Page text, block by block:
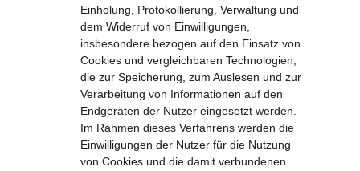
Einholung, Protokollierung, Verwaltung und
dem Widerruf von Einwilligungen,
insbesondere bezogen auf den Einsatz von
Cookies und vergleichbaren Technologien,
die zur Speicherung, zum Auslesen und zur
Verarbeitung von Informationen auf den
Endgeräten der Nutzer eingesetzt werden.
Im Rahmen dieses Verfahrens werden die
Einwilligungen der Nutzer für die Nutzung
von Cookies und die damit verbundenen